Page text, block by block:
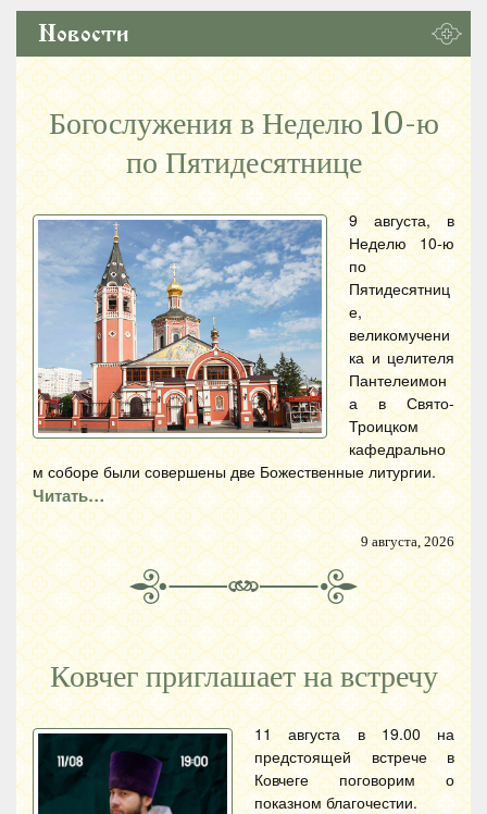
Новости
Богослужения в Неделю 10-ю
по Пятидесятнице
9 августа, в
Неделю 10-ю
по
Пятидесятниц
е,
великомучени
ка и целителя
Пантелеимон
а в Свято-
Троицком
кафедрально
м соборе были совершены две Божественные литургии.
Читать…
9 августа, 2026
Ковчег приглашает на встречу
11 августа в 19.00 на
предстоящей встрече в
Ковчеге поговорим о
показном благочестии.